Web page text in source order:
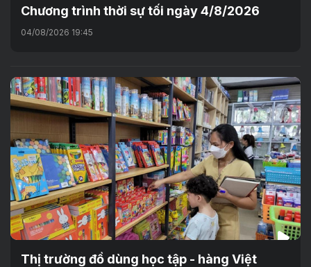
Chương trình thời sự tối ngày 4/8/2026
04/08/2026 19:45
Thị trường đồ dùng học tập - hàng Việt